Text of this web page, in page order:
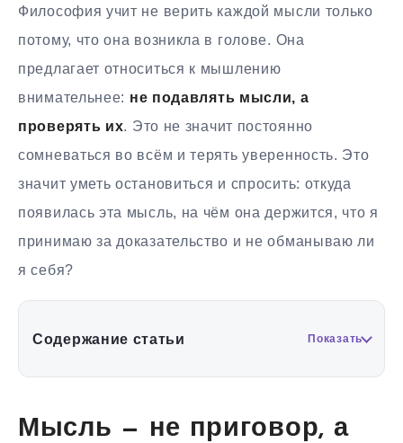
Философия учит не верить каждой мысли только
потому, что она возникла в голове. Она
предлагает относиться к мышлению
внимательнее: не подавлять мысли, а
проверять их. Это не значит постоянно
сомневаться во всём и терять уверенность. Это
значит уметь остановиться и спросить: откуда
появилась эта мысль, на чём она держится, что я
принимаю за доказательство и не обманываю ли
я себя?
Содержание статьи Показать
Мысль — не приговор, а